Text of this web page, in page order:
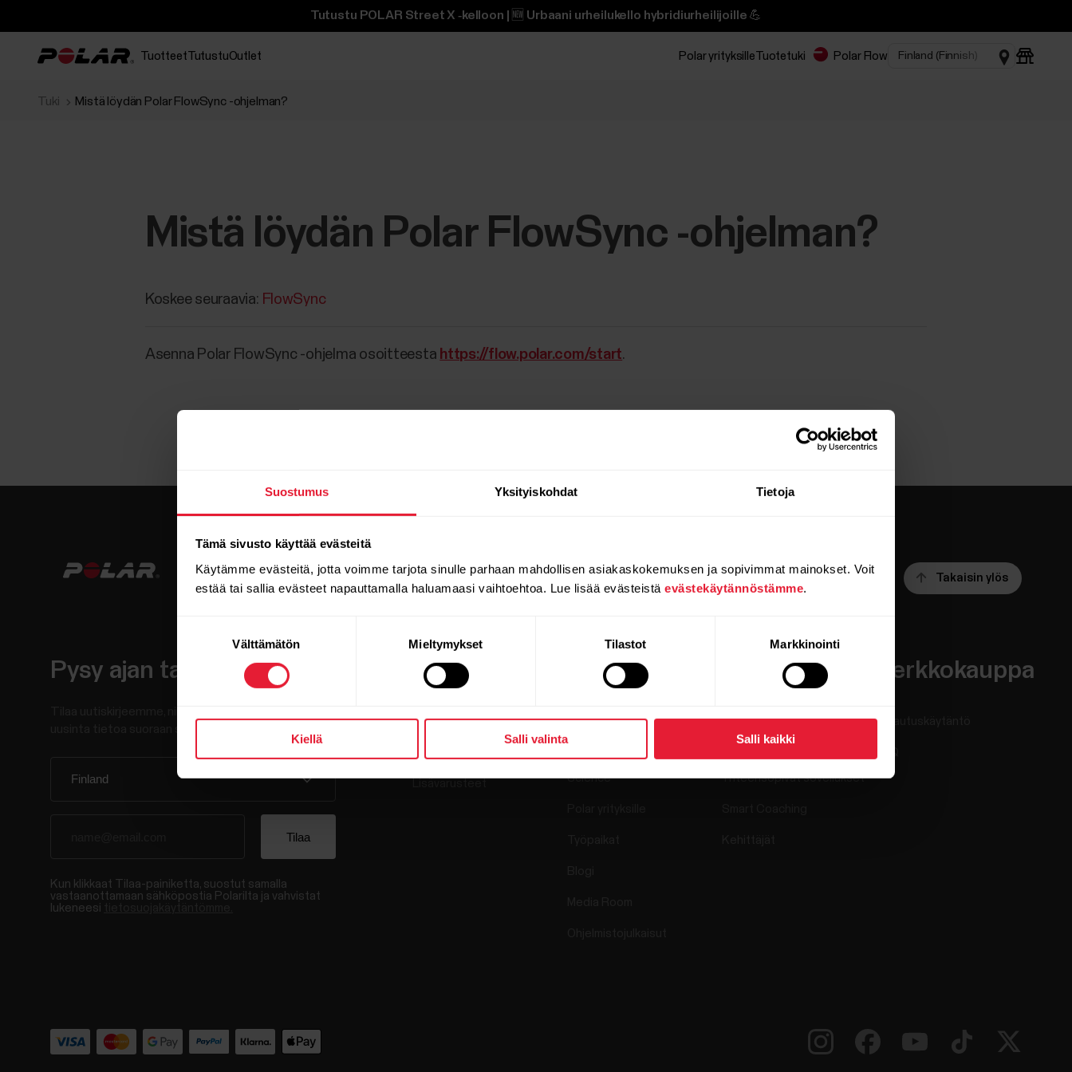
Suostumus Yksityiskohdat Tietoja
Tämä sivusto käyttää evästeitä
Käytämme evästeitä, jotta voimme tarjota sinulle parhaan mahdollisen asiakaskokemuksen ja sopivimmat mainokset. Voit
estää tai sallia evästeet napauttamalla haluamaasi vaihtoehtoa. Lue lisää evästeistä evästekäytännöstämme.
Välttämätön Mieltymykset Tilastot Markkinointi
Kiellä Salli valinta Salli kaikki
Tutustu POLAR Street X ‑kelloon | 🆕 Urbaani urheilukello hybridiurheilijoille 💪
TuotteetTutustuOutlet Polar yrityksilleTuotetuki Polar Flow
Tuki Mistä löydän Polar FlowSync -ohjelman?
Mistä löydän Polar FlowSync -ohjelman?
Koskee seuraavia: FlowSync
Asenna Polar FlowSync -ohjelma osoitteesta https://flow.polar.com/start.
Takaisin ylös
Pysy ajan tasalla.
Kun klikkaat Tilaa-painiketta, suostut samalla
vastaanottamaan sähköpostia Polarilta ja vahvistat
lukeneesi
Tuotteet
Kellot
Tietoa
Polarista
Keitä olemme
Science
Sovellukset ja
palvelut
Polar Flow
Yhteensopivat sovellukset
Verkkokauppa
Palautuskäytäntö